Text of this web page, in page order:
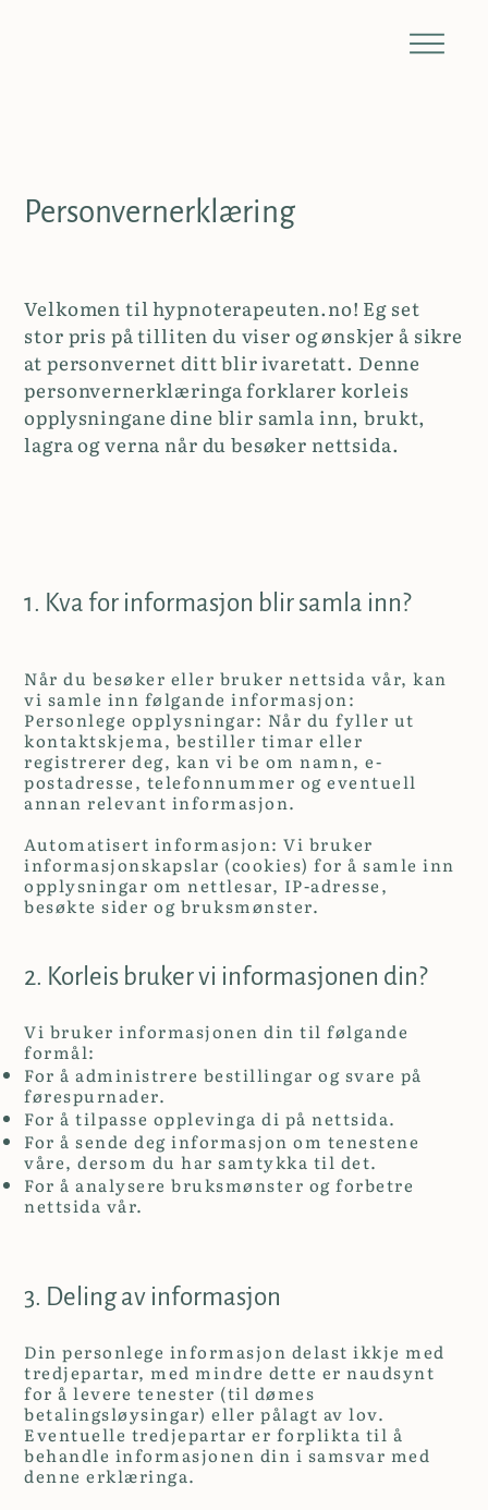
Personvernerklæring
Velkomen til hypnoterapeuten.no! Eg set
stor pris på tilliten du viser og ønskjer å sikre
at personvernet ditt blir ivaretatt. Denne
personvernerklæringa forklarer korleis
opplysningane dine blir samla inn, brukt,
lagra og verna når du besøker nettsida.
1. Kva for informasjon blir samla inn?
Når du besøker eller bruker nettsida vår, kan
vi samle inn følgande informasjon:
Personlege opplysningar: Når du fyller ut
kontaktskjema, bestiller timar eller
registrerer deg, kan vi be om namn, e-
postadresse, telefonnummer og eventuell
annan relevant informasjon.
Automatisert informasjon: Vi bruker
informasjonskapslar (cookies) for å samle inn
opplysningar om nettlesar, IP-adresse,
besøkte sider og bruksmønster.
2. Korleis bruker vi informasjonen din?
Vi bruker informasjonen din til følgande
formål:
For å administrere bestillingar og svare på
førespurnader.
For å tilpasse opplevinga di på nettsida.
For å sende deg informasjon om tenestene
våre, dersom du har samtykka til det.
For å analysere bruksmønster og forbetre
nettsida vår.
3. Deling av informasjon
Din personlege informasjon delast ikkje med
tredjepartar, med mindre dette er naudsynt
for å levere tenester (til dømes
betalingsløysingar) eller pålagt av lov.
Eventuelle tredjepartar er forplikta til å
behandle informasjonen din i samsvar med
denne erklæringa.